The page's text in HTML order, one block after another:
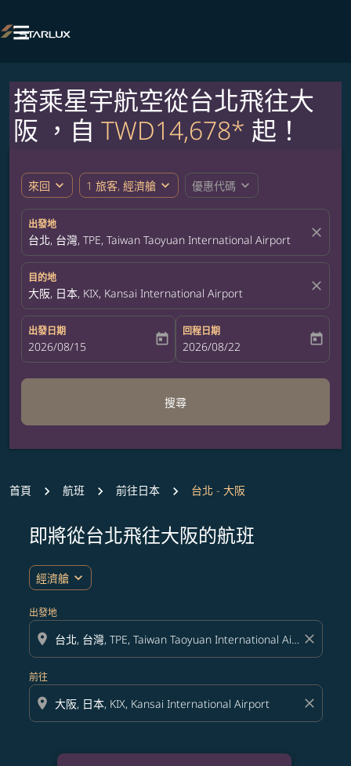

搭乘星宇航空從台北飛往大
阪 ，自 TWD14,678* 起！
來回 expand_more 1 旅客, 經濟艙 expand_more 優惠代碼 expand_more
出發地
台北, 台灣, TPE, Taiwan Taoyuan International Airport close
目的地
大阪, 日本, KIX, Kansai International Airport close
出發日期
fc-booking-departure-date-aria-label
2026/08/15 today
回程日期
fc-booking-return-date-aria-label
2026/08/22 today
搜尋
首頁 航班 前往日本 台北 - 大阪
即將從台北飛往大阪的航班
經濟艙 expand_more
出發地
location_on close
前往
location_on close